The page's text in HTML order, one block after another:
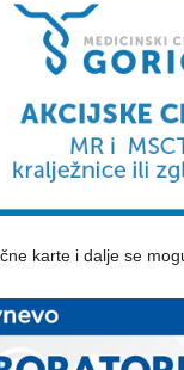
karte i dalje se